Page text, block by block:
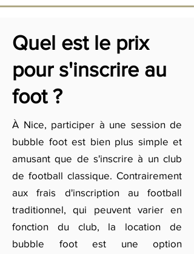
Quel est le prix
pour s'inscrire au
foot ?
À Nice, participer à une session de
bubble foot est bien plus simple et
amusant que de s'inscrire à un club
de football classique. Contrairement
aux frais d'inscription au football
traditionnel, qui peuvent varier en
fonction du club, la location de
bubble foot est une option